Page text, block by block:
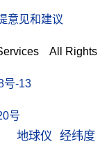
地球仪 经纬度
见和建议
All Rights
号-13
号